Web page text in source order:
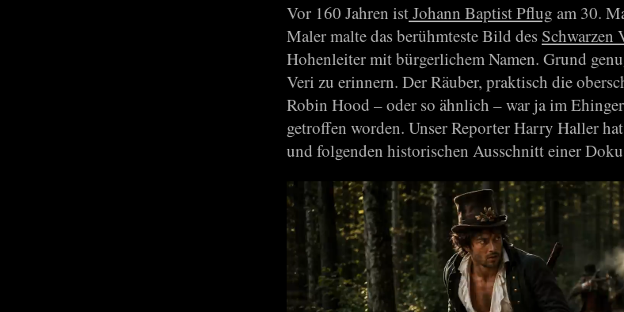
Vor 160 Jahren istJohann Baptist Pflug am 30.
Maler malte das berühmteste Bild des Schwarzen
Hohenleiter mit bürgerlichem Namen. Grund
Veri zu erinnern. Der Räuber, praktisch die
Robin Hood – oder so ähnlich – war ja im
getroffen worden. Unser Reporter Harry Haller
und folgenden historischen Ausschnitt einer